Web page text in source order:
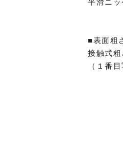
■表面粗
接触式粗
（１番